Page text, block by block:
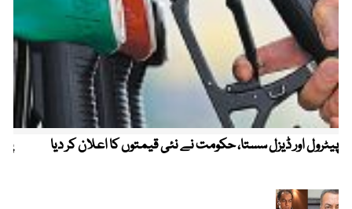
پیٹرول اور ڈیزل سستا، حکومت نے نئی قیمتوں کا اعلان کر دیا